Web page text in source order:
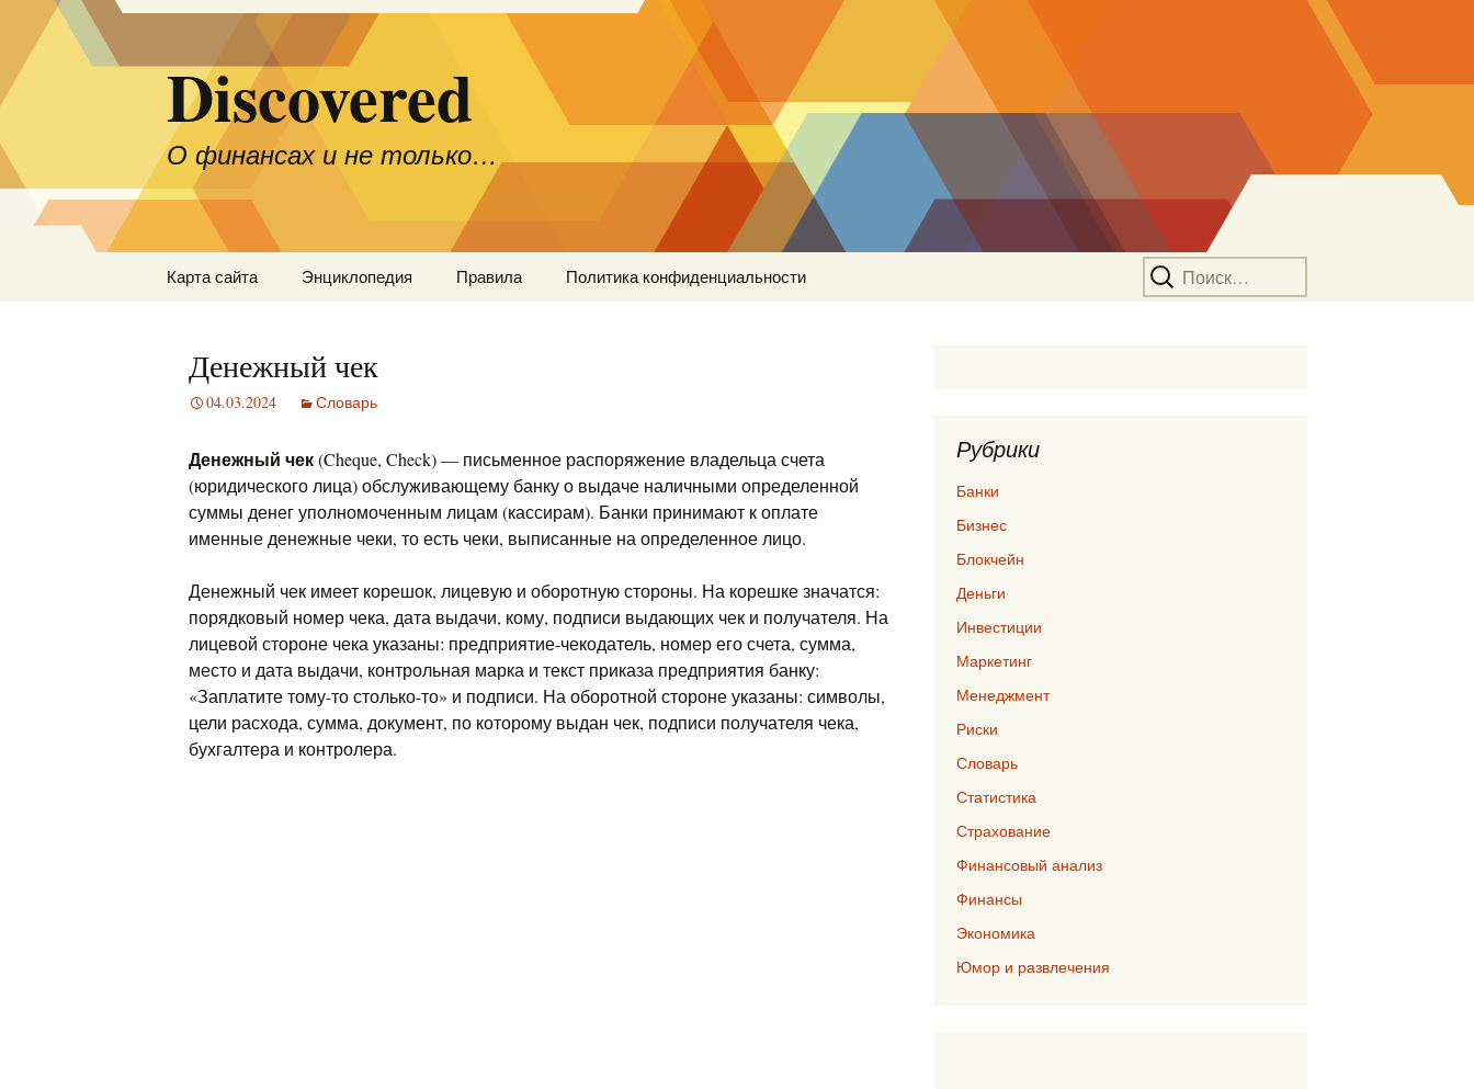
Discovered
О финансах и не только…
Карта сайта Энциклопедия Правила Политика конфиденциальности Найти:
Денежный чек
04.03.2024 Словарь
Денежный чек(Cheque, Check) — письменное распоряжение владельца счета
(юридического лица) обслуживающему банку о выдаче наличными определенной
суммы денег уполномоченным лицам (кассирам). Банки принимают к оплате
именные денежные чеки, то есть чеки, выписанные на определенное лицо.
Денежный чек имеет корешок, лицевую и оборотную стороны. На корешке значатся:
порядковый номер чека, дата выдачи, кому, подписи выдающих чек и получателя. На
лицевой стороне чека указаны: предприятие-чекодатель, номер его счета, сумма,
место и дата выдачи, контрольная марка и текст приказа предприятия банку:
«Заплатите тому-то столько-то» и подписи. На оборотной стороне указаны: символы,
цели расхода, сумма, документ, по которому выдан чек, подписи получателя чека,
бухгалтера и контролера.
Рубрики
Банки
Бизнес
Блокчейн
Деньги
Инвестиции
Маркетинг
Менеджмент
Риски
Словарь
Статистика
Страхование
Финансовый анализ
Финансы
Экономика
Юмор и развлечения